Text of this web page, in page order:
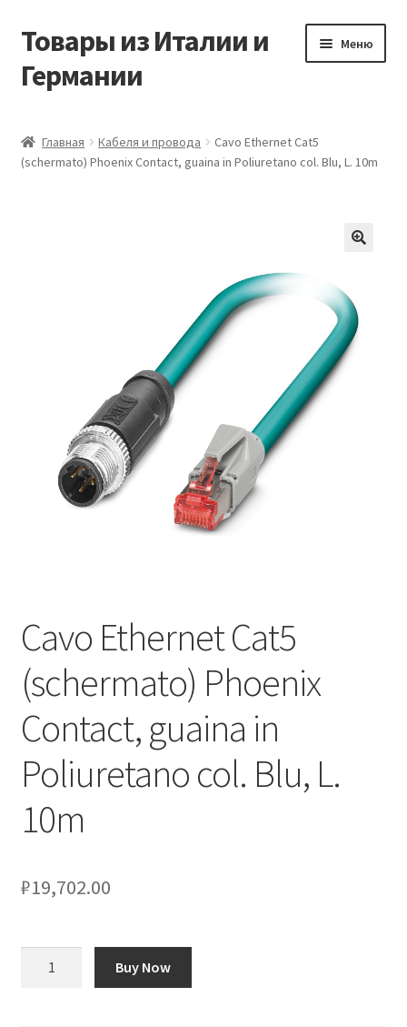
Перейти
навигации
Перейти
содержимому
Товары из Италии и
Германии
Меню
Виды доставки
Оставить отзыв
Оформление заказа
Подтверждение заказа
Главная Кабеля и провода
Cavo Ethernet Cat5
(schermato) Phoenix Contact, guaina in Poliuretano col. Blu, L. 10m
Cavo Ethernet Cat5
(schermato) Phoenix
Contact, guaina in
Poliuretano col. Blu, L.
10m
₽19,702.00
Buy Now